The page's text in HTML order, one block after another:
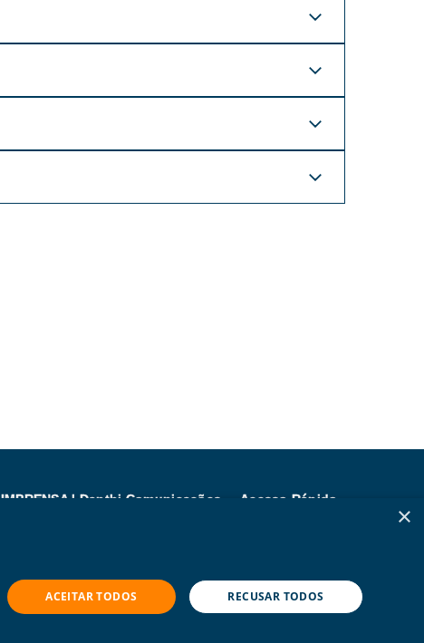
IMPRENSA | Danthi Comunicações
Acesso Rápido
×
ACEITAR TODOS RECUSAR TODOS